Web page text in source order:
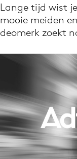
Volg het
Menu
Home
9 sept: GenAI-
Lange tijd wist
mooie meiden
deomerk zoekt